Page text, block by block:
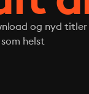
og nyd
helst